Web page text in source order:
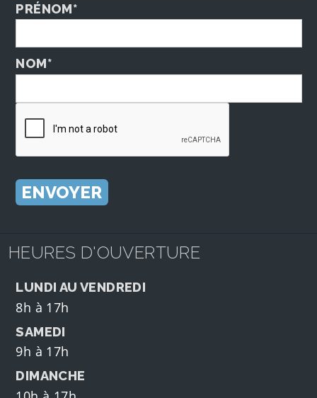
PRÉNOM*
NOM*
HEURES D'OUVERTURE
LUNDI AU VENDREDI
8h à 17h
SAMEDI
9h à 17h
DIMANCHE